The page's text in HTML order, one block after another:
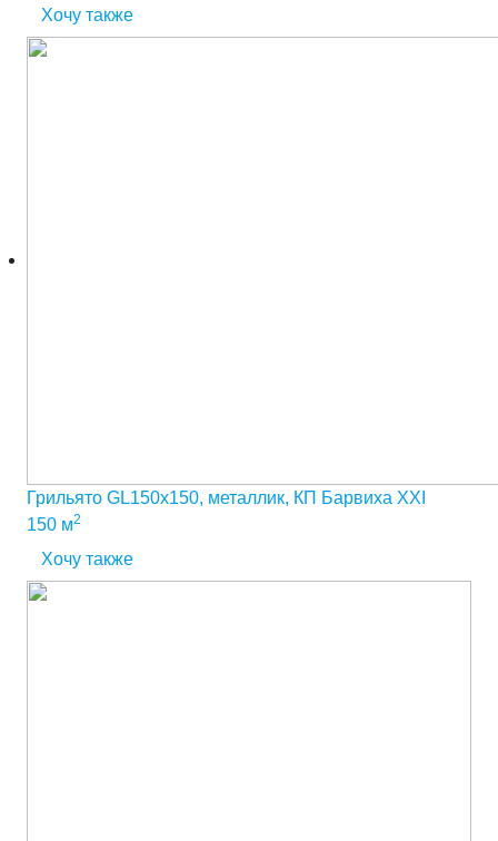
Хочу также
Грильято GL150х150, металлик, КП Барвиха ХХI
150 м2
Хочу также